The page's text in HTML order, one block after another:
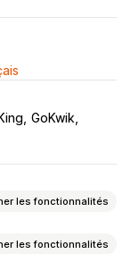
GoKwik
les fonctionnalités
les fonctionnalités